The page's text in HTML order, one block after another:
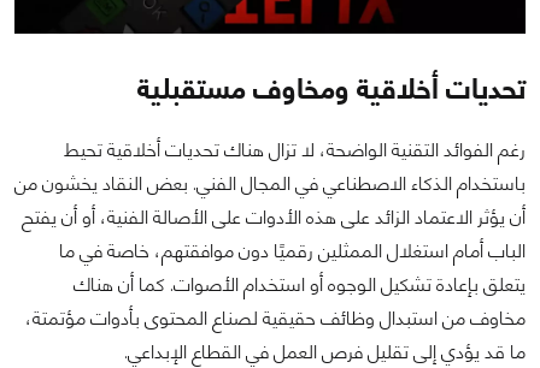
تحديات أخلاقية ومخاوف مستقبلية
رغم الفوائد التقنية الواضحة، لا تزال هناك تحديات أخلاقية تحيط
باستخدام الذكاء الاصطناعي في المجال الفني. بعض النقاد يخشون من
أن يؤثر الاعتماد الزائد على هذه الأدوات على الأصالة الفنية، أو أن يفتح
الباب أمام استغلال الممثلين رقميًا دون موافقتهم، خاصة في ما
يتعلق بإعادة تشكيل الوجوه أو استخدام الأصوات. كما أن هناك
مخاوف من استبدال وظائف حقيقية لصناع المحتوى بأدوات مؤتمتة،
ما قد يؤدي إلى تقليل فرص العمل في القطاع الإبداعي.